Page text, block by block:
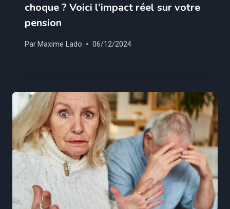
choque ? Voici l’impact réel sur votre
pension
Par Maxime Lado 06/12/2024